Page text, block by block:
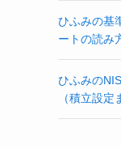
ひふみの基
ートの読み
ひふみの
（積立設定